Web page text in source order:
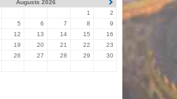
Augusts 2026
1
2
5 6 7 8
9
12 13 14 15
16
19 20 21 22
23
26 27 28 29
30